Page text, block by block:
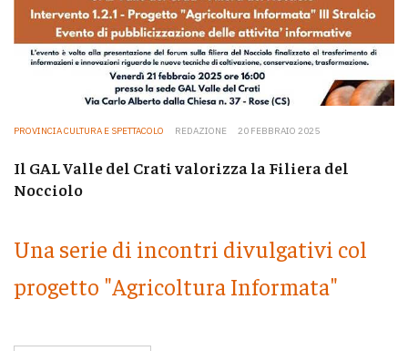
PROVINCIA CULTURA E SPETTACOLO REDAZIONE 20 FEBBRAIO 2025
Il GAL Valle del Crati valorizza la Filiera del
Nocciolo
Una serie di incontri divulgativi col
progetto "Agricoltura Informata"